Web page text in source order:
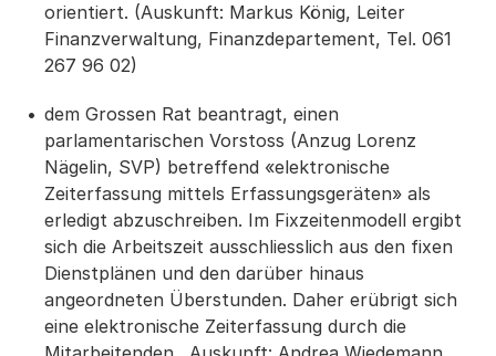
orientiert. (Auskunft: Markus König, Leiter
Finanzverwaltung, Finanzdepartement, Tel. 061
267 96 02)
dem Grossen Rat beantragt, einen
parlamentarischen Vorstoss (Anzug Lorenz
Nägelin, SVP) betreffend «elektronische
Zeiterfassung mittels Erfassungsgeräten» als
erledigt abzuschreiben. Im Fixzeitenmodell ergibt
sich die Arbeitszeit ausschliesslich aus den fixen
Dienstplänen und den darüber hinaus
angeordneten Überstunden. Daher erübrigt sich
eine elektronische Zeiterfassung durch die